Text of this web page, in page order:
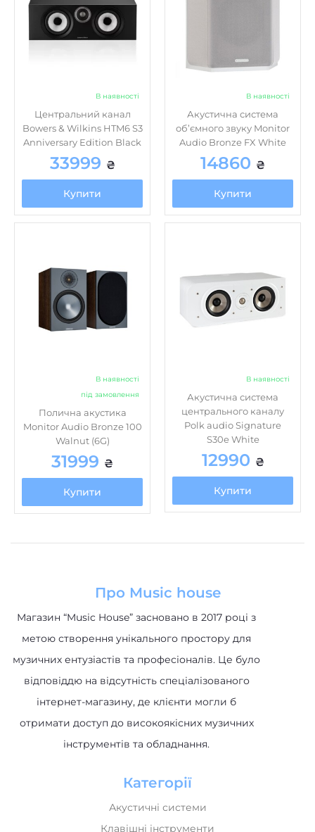
В наявності
Центральний канал
Bowers & Wilkins HTM6 S3
Anniversary Edition Black
33999 ₴
Купити
В наявності
Акустична система
об’ємного звуку Monitor
Audio Bronze FX White
14860 ₴
Купити
В наявності
під замовлення
Полична акустика
Monitor Audio Bronze 100
Walnut (6G)
31999 ₴
Купити
В наявності
Акустична система
центрального каналу
Polk audio Signature
S30e White
12990 ₴
Купити
Про Music house
Магазин “Music House” засновано в 2017 році з
метою створення унікального простору для
музичних ентузіастів та професіоналів. Це було
відповіддю на відсутність спеціалізованого
інтернет-магазину, де клієнти могли б
отримати доступ до високоякісних музичних
інструментів та обладнання.
Категорії
Акустичні системи
Клавішні інструменти